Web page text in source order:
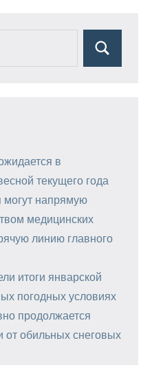
в
текущего года
напрямую
медицинских
линию главного
итоги январской
погодных условиях
продолжается
от обильных снеговых